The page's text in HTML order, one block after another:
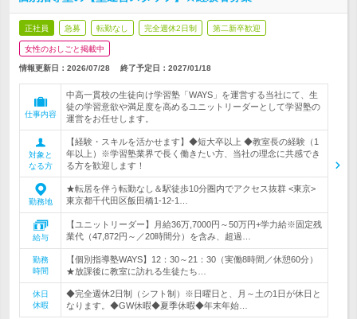
正社員 急募 転勤なし 完全週休2日制 第二新卒歓迎
女性のおしごと掲載中
情報更新日：2026/07/28 終了予定日： 2027/01/18
仕事内容
中高一貫校の生徒向け学習塾「WAYS」を運営する当社にて、生
徒の学習意欲や満足度を高めるユニットリーダーとして学習塾の
運営をお任せします。
対象と
なる方
【経験・スキルを活かせます】◆短大卒以上 ◆教室長の経験（1
年以上）※学習塾業界で長く働きたい方、当社の理念に共感でき
る方を歓迎します！
勤務地
★転居を伴う転勤なし＆駅徒歩10分圏内でアクセス抜群 <東京>
東京都千代田区飯田橋1-12-1…
給与
【ユニットリーダー】月給36万,7000円～50万円+学力給※固定残
業代（47,872円～／20時間分）を含み、超過…
勤務
時間
【個別指導塾WAYS】12：30～21：30（実働8時間／休憩60分）
★放課後に教室に訪れる生徒たち…
休日
休暇
◆完全週休2日制（シフト制）※日曜日と、月～土の1日が休日と
なります。◆GW休暇◆夏季休暇◆年末年始…